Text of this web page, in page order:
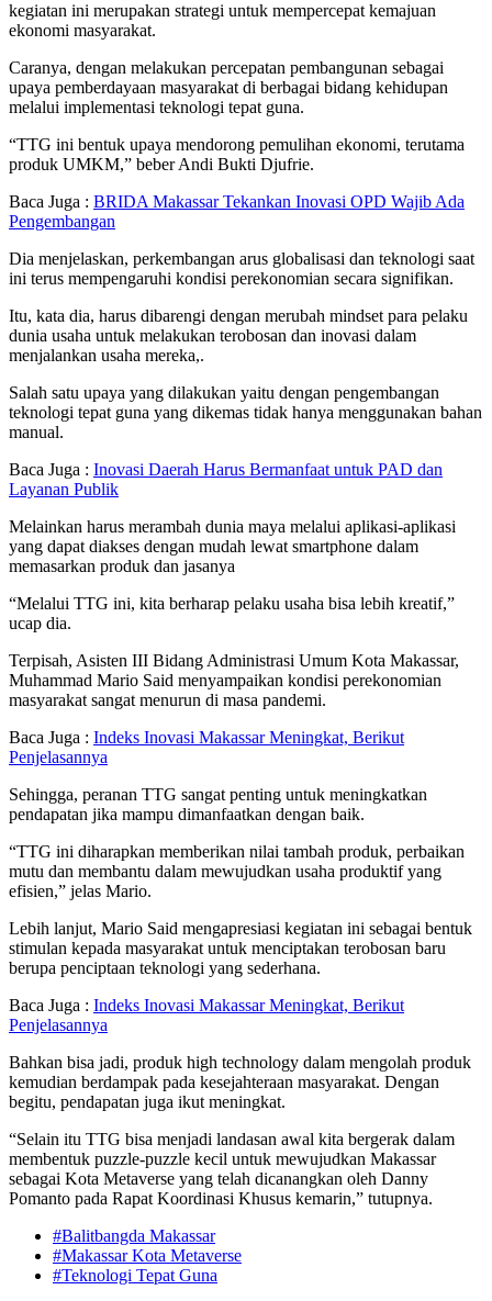
kegiatan ini merupakan strategi untuk mempercepat kemajuan
ekonomi masyarakat.
Caranya, dengan melakukan percepatan pembangunan sebagai
upaya pemberdayaan masyarakat di berbagai bidang kehidupan
melalui implementasi teknologi tepat guna.
“TTG ini bentuk upaya mendorong pemulihan ekonomi, terutama
produk UMKM,” beber Andi Bukti Djufrie.
Baca Juga : BRIDA Makassar Tekankan Inovasi OPD Wajib Ada
Pengembangan
Dia menjelaskan, perkembangan arus globalisasi dan teknologi saat
ini terus mempengaruhi kondisi perekonomian secara signifikan.
Itu, kata dia, harus dibarengi dengan merubah mindset para pelaku
dunia usaha untuk melakukan terobosan dan inovasi dalam
menjalankan usaha mereka,.
Salah satu upaya yang dilakukan yaitu dengan pengembangan
teknologi tepat guna yang dikemas tidak hanya menggunakan bahan
manual.
Baca Juga : Inovasi Daerah Harus Bermanfaat untuk PAD dan
Layanan Publik
Melainkan harus merambah dunia maya melalui aplikasi-aplikasi
yang dapat diakses dengan mudah lewat smartphone dalam
memasarkan produk dan jasanya
“Melalui TTG ini, kita berharap pelaku usaha bisa lebih kreatif,”
ucap dia.
Terpisah, Asisten III Bidang Administrasi Umum Kota Makassar,
Muhammad Mario Said menyampaikan kondisi perekonomian
masyarakat sangat menurun di masa pandemi.
Baca Juga : Indeks Inovasi Makassar Meningkat, Berikut
Penjelasannya
Sehingga, peranan TTG sangat penting untuk meningkatkan
pendapatan jika mampu dimanfaatkan dengan baik.
“TTG ini diharapkan memberikan nilai tambah produk, perbaikan
mutu dan membantu dalam mewujudkan usaha produktif yang
efisien,” jelas Mario.
Lebih lanjut, Mario Said mengapresiasi kegiatan ini sebagai bentuk
stimulan kepada masyarakat untuk menciptakan terobosan baru
berupa penciptaan teknologi yang sederhana.
Baca Juga : Indeks Inovasi Makassar Meningkat, Berikut
Penjelasannya
Bahkan bisa jadi, produk high technology dalam mengolah produk
kemudian berdampak pada kesejahteraan masyarakat. Dengan
begitu, pendapatan juga ikut meningkat.
“Selain itu TTG bisa menjadi landasan awal kita bergerak dalam
membentuk puzzle-puzzle kecil untuk mewujudkan Makassar
sebagai Kota Metaverse yang telah dicanangkan oleh Danny
Pomanto pada Rapat Koordinasi Khusus kemarin,” tutupnya.
#Balitbangda Makassar
#Makassar Kota Metaverse
#Teknologi Tepat Guna